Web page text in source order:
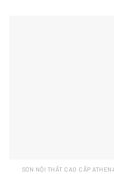
SƠN NỘI THẤT CAO CẤP